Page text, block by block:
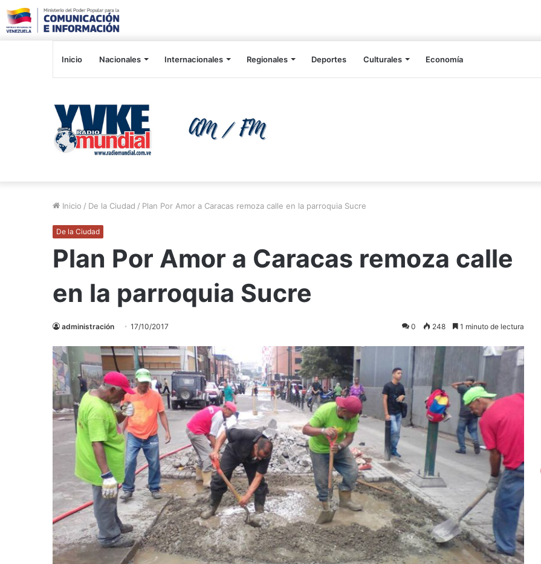
Inicio Nacionales Internacionales Regionales Deportes Culturales Economía
Inicio / De la Ciudad / Plan Por Amor a Caracas remoza calle en la parroquia Sucre
De la Ciudad
Plan Por Amor a Caracas remoza calle
en la parroquia Sucre
administración 17/10/2017 0 248 1 minuto de lectura